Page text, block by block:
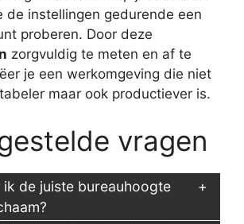
de instellingen gedurende een
proberen. Door deze
zorgvuldig te meten en af te
je een werkomgeving die niet
maar ook productiever is.
vragen
ik de juiste bureauhoogte